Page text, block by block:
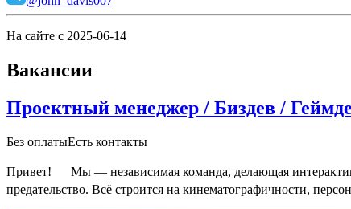
На сайте с 2025-06-14
Вакансии
Проектный менеджер / Биздев /
Без оплатыЕсть контакты
Привет!
Мы — независимая команда, делающая
предательство. Всё строится на кинематографичности,